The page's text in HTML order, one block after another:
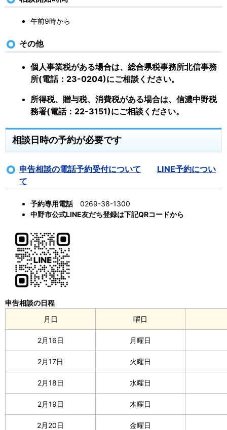
午前9時から
その他
個人事業税がある場合は、総合県税事務所北信事務
所(電話：23-0204)にご相談ください。
所得税、贈与税、消費税がある場合は、信濃中野税
務署(電話：22-3151)にご相談ください。
相談日時の予約が必要です
申告相談の電話予約受付について
LINE予約につい
て
予約専用電話0269-38-1300
中野市公式LINE友だち登録は下記QRコードから
月日 曜日
申告相談の日程
2月16日 月曜日
2月17日 火曜日
2月18日 水曜日
2月19日 木曜日
2月20日 金曜日